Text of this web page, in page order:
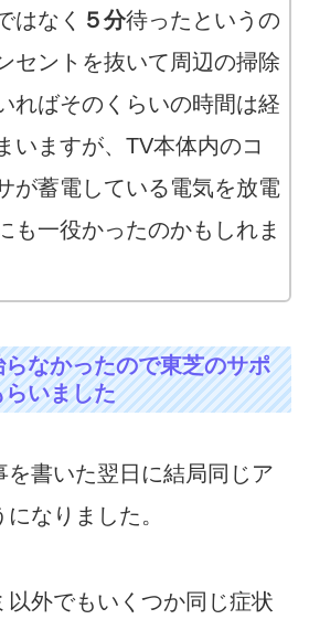
はなく ５分待ったというの
セントを抜いて周辺の掃除
ればそのくらいの時間は経
いますが、TV本体内のコ
が蓄電している電気を放電
も一役かったのかもしれま
なかったので東芝のサポ
いました
を書いた翌日に結局同じア
なりました。
以外でもいくつか同じ症状